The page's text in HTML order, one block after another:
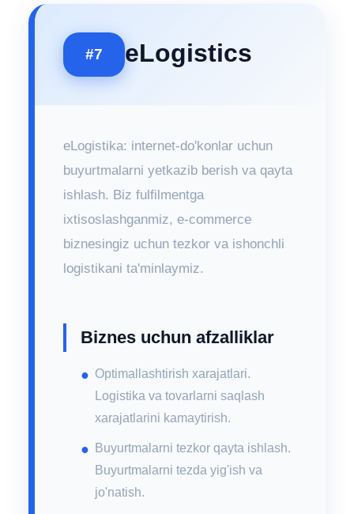
#7 eLogistics
eLogistika: internet-do'konlar uchun
buyurtmalarni yetkazib berish va qayta
ishlash. Biz fulfilmentga
ixtisoslashganmiz, e-commerce
biznesingiz uchun tezkor va ishonchli
logistikani ta'minlaymiz.
Biznes uchun afzalliklar
Optimallashtirish xarajatlari.
Logistika va tovarlarni saqlash
xarajatlarini kamaytirish.
Buyurtmalarni tezkor qayta ishlash.
Buyurtmalarni tezda yig'ish va
jo'natish.